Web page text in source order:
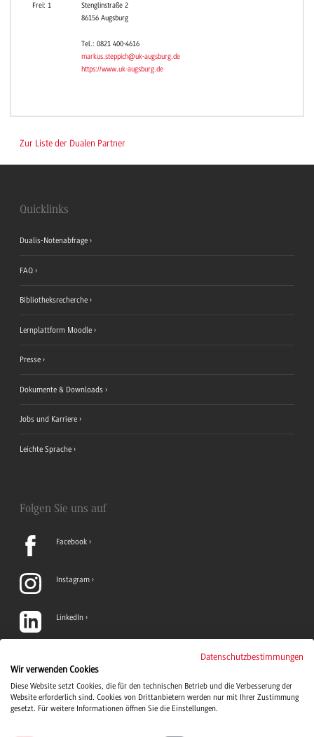
Frei: 1
Stenglinstraße 2
86156 Augsburg
Tel.: 0821 400-4616
markus.steppich@uk-augsburg.de
https://www.uk-augsburg.de
Zur Liste der Dualen Partner
Quicklinks
Dualis-Notenabfrage
FAQ
Bibliotheksrecherche
Lernplattform Moodle
Presse
Dokumente & Downloads
Jobs und Karriere
Leichte Sprache
Folgen Sie uns auf
Facebook
Instagram
LinkedIn
YouTube
Datenschutzbestimmungen
Wir verwenden Cookies
Diese Website setzt Cookies, die für den technischen Betrieb und die Verbesserung der
Website erforderlich sind. Cookies von Drittanbietern werden nur mit Ihrer Zustimmung
gesetzt. Für weitere Informationen öffnen Sie die Einstellungen.